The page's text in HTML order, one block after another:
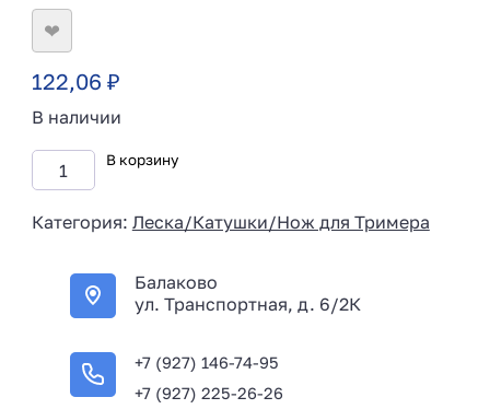
❤
122,06 ₽
В наличии
В корзину
Категория: Леска/Катушки/Нож для Тримера
Балаково
ул. Транспортная, д. 6/2К
+7 (927) 146-74-95
+7 (927) 225-26-26